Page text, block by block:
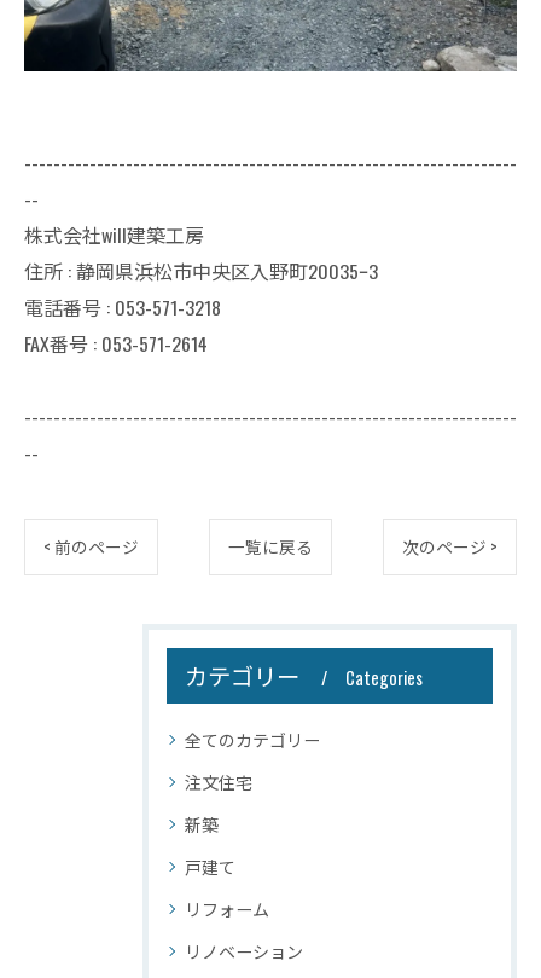
--------------------------------------------------------------------
--
株式会社will建築工房
住所 : 静岡県浜松市中央区入野町20035ｰ3
電話番号 : 053-571-3218
FAX番号 : 053-571-2614
--------------------------------------------------------------------
--
< 前のページ 一覧に戻る 次のページ >
カテゴリー Categories
全てのカテゴリー
注文住宅
新築
戸建て
リフォーム
リノベーション